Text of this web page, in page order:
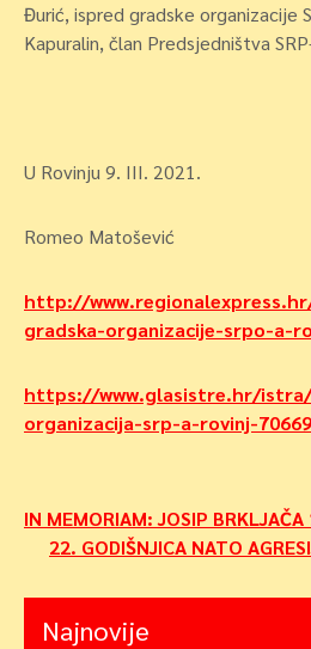
Đurić, ispred gradske organizacije
Kapuralin, član Predsjedništva
U Rovinju 9. III. 2021.
Romeo Matošević
http://
gradska-organizacije-srpo-a-
https://www.glasistre.hr/istra/
organizacija-srp-a-rovinj-
Navigacija
objava
IN MEMORIAM: JOSIP
22. GODIŠNJICA NATO
Najnovije